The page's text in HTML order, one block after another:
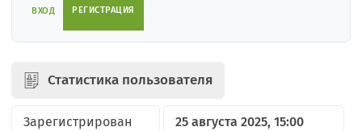
ВХОД РЕГИСТРАЦИЯ
Статистика пользователя
Зарегистрирован 25 августа 2025, 15:00